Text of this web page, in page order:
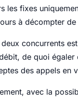
les fixes
à décompter
concurrents
de quoi
des appels en
avec la